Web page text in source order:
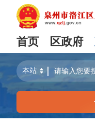
首页 区政府